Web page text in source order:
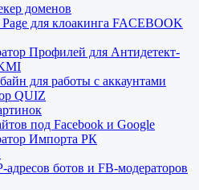
доменов
для клоакинга FACEBOOK
Профилей для Антидетект-
для работы с аккаунтами
QUIZ
под Facebook и Google
Импорта РК
адресов ботов и FB-модераторов